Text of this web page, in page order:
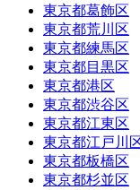
東京都葛飾区
東京都荒川区
東京都練馬区
東京都目黒区
東京都港区
東京都渋谷区
東京都江東区
東京都江戸川
東京都板橋区
東京都杉並区